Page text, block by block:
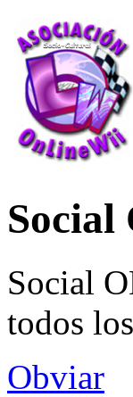
Social
Social
todos
Obviar